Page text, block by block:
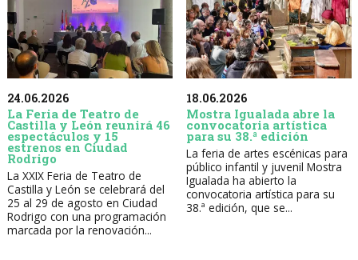
24.06.2026
La Feria de Teatro de
Castilla y León reunirá 46
espectáculos y 15
estrenos en Ciudad
Rodrigo
La XXIX Feria de Teatro de
Castilla y León se celebrará del
25 al 29 de agosto en Ciudad
Rodrigo con una programación
marcada por la renovación...
18.06.2026
Mostra Igualada abre la
convocatoria artística
para su 38.ª edición
La feria de artes escénicas para
público infantil y juvenil Mostra
Igualada ha abierto la
convocatoria artística para su
38.ª edición, que se...